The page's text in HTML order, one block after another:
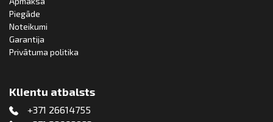
Piegāde
Noteikumi
Garantija
Privātuma politika
Klientu atbalsts
+371 26614755